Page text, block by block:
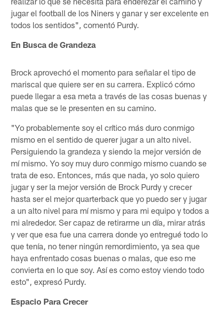
jugar el football de los Niners y ganar y ser excelente en
todos los sentidos", comentó Purdy.
En Busca de Grandeza
Brock aprovechó el momento para señalar el tipo de
mariscal que quiere ser en su carrera. Explicó cómo
puede llegar a esa meta a través de las cosas buenas y
malas que se le presenten en su camino.
"Yo probablemente soy el crítico más duro conmigo
mismo en el sentido de querer jugar a un alto nivel.
Persiguiendo la grandeza y siendo la mejor versión de
mí mismo. Yo soy muy duro conmigo mismo cuando se
trata de eso. Entonces, más que nada, yo solo quiero
jugar y ser la mejor versión de Brock Purdy y crecer
hasta ser el mejor quarterback que yo puedo ser y jugar
a un alto nivel para mí mismo y para mi equipo y todos a
mi alrededor. Ser capaz de retirarme un día, mirar atrás
y ver que esa fue una carrera donde yo entregué todo lo
que tenía, no tener ningún remordimiento, ya sea que
haya enfrentado cosas buenas o malas, que eso me
convierta en lo que soy. Así es como estoy viendo todo
esto", expresó Purdy.
Espacio Para Crecer